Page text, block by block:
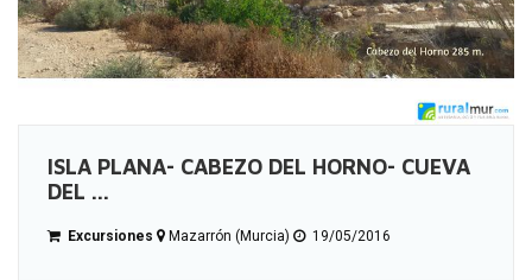
ISLA PLANA- CABEZO DEL HORNO- CUEVA
DEL ...
Excursiones Mazarrón (Murcia) 19/05/2016